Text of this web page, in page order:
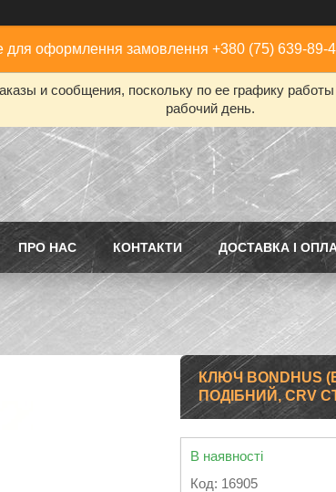
для оформлення замовлення +380 (75) 639-89-
и сообщения, поскольку по ее графику
рабочий день.
ПРО НАС КОНТАКТИ ДОСТАВКА І
КЛЮЧ BONDHUS
ПОДІБНИЙ, CRV
В наявності
Код: 16905